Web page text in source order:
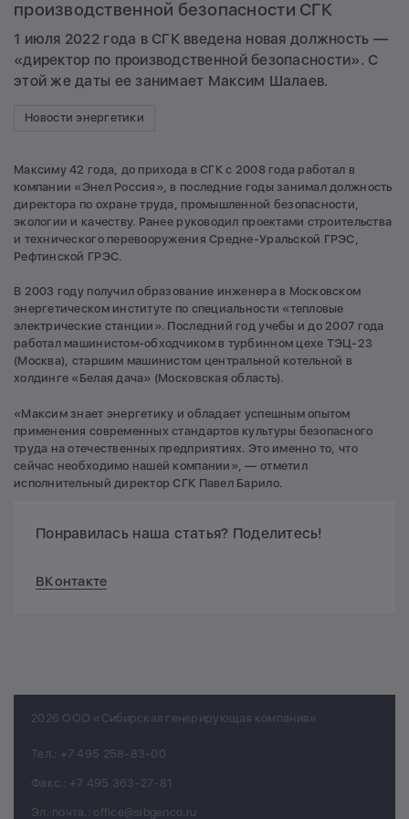
производственной безопасности СГК
1 июля 2022 года в СГК введена новая должность —
«директор по производственной безопасности». С
этой же даты ее занимает Максим Шалаев.
Новости энергетики
Максиму 42 года, до прихода в СГК с 2008 года работал в
компании «Энел Россия», в последние годы занимал должность
директора по охране труда, промышленной безопасности,
экологии и качеству. Ранее руководил проектами строительства
и технического перевооружения Средне-Уральской ГРЭС,
Рефтинской ГРЭС.
В 2003 году получил образование инженера в Московском
энергетическом институте по специальности «тепловые
электрические станции». Последний год учебы и до 2007 года
работал машинистом-обходчиком в турбинном цехе ТЭЦ-23
(Москва), старшим машинистом центральной котельной в
холдинге «Белая дача» (Московская область).
«Максим знает энергетику и обладает успешным опытом
применения современных стандартов культуры безопасного
труда на отечественных предприятиях. Это именно то, что
сейчас необходимо нашей компании», — отметил
исполнительный директор СГК Павел Барило.
Понравилась наша статья? Поделитесь!
ВКонтакте
2026 ООО «Сибирская генерирующая компания»
Тел.: +7 495 258-83-00
Факс.: +7 495 363-27-81
Эл. почта.: office@sibgenco.ru